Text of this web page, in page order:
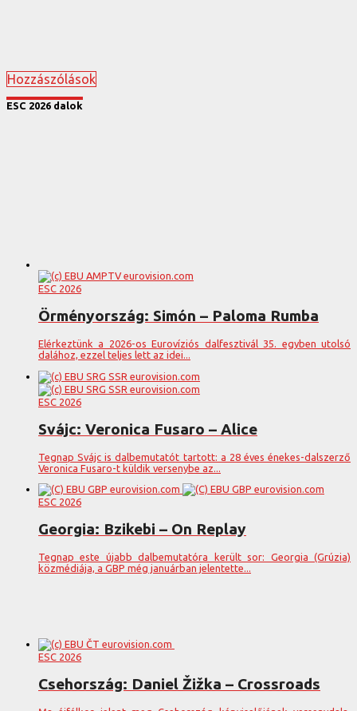
Hozzászólások
ESC 2026 dalok
ESC 2026
Örményország: Simón – Paloma Rumba
Elérkeztünk a 2026-os Eurovíziós dalfesztivál 35. egyben utolsó
dalához, ezzel teljes lett az idei...
ESC 2026
Svájc: Veronica Fusaro – Alice
Tegnap Svájc is dalbemutatót tartott: a 28 éves énekes-dalszerző
Veronica Fusaro-t küldik versenybe az...
ESC 2026
Georgia: Bzikebi – On Replay
Tegnap este újabb dalbemutatóra került sor: Georgia (Grúzia)
közmédiája, a GBP még januárban jelentette...
ESC 2026
Csehország: Daniel Žižka – Crossroads